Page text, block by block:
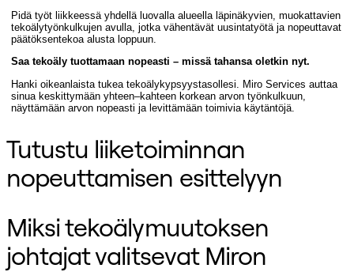
Erikoistunut
Tiekartat
Prosessikartan luominen
Tekninen suunnittelu ja dokumentaatio
Palvelupolkukarttojen luominen
Tutkimussynteesi
Tavoitesuunnittelu
Org-suunnittelu
Ratkaisut
Liiketoimintasegmentin mukaan
Pienyritykset
Start-upit
Toimialoittain
Digitaalinen
Pidä työt liikkeessä yhdellä luovalla alueella läpinäkyvien, muokattavien
tekoälytyönkulkujen avulla, jotka vähentävät uusintatyötä ja nopeuttavat
päätöksentekoa alusta loppuun.
Saa tekoäly tuottamaan nopeasti – missä tahansa oletkin nyt.
Hanki oikeanlaista tukea tekoälykypsyystasollesi. Miro Services auttaa
sinua keskittymään yhteen–kahteen korkean arvon työnkulkuun,
näyttämään arvon nopeasti ja levittämään toimivia käytäntöjä.
Tutustu liiketoiminnan
nopeuttamisen esittelyyn
Miksi tekoälymuutoksen
johtajat valitsevat Miron